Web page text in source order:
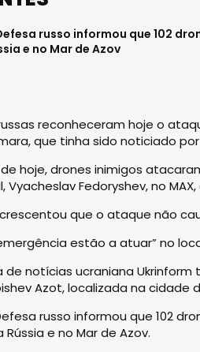
russo informou que 102
e no Mar de Azov
reconheceram hoje o
que tinha sido noticiado
hoje, drones inimigos
Vyacheslav Fedoryshev, no
que o ataque não
estão a atuar” no
de notícias ucraniana
Azot, localizada na cidade
russo informou que 102
e no Mar de Azov.